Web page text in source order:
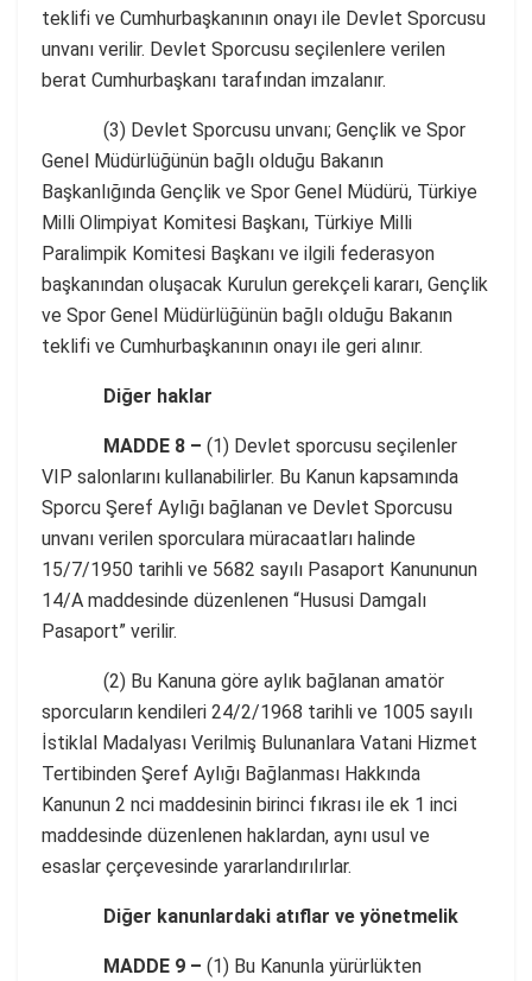
teklifi ve Cumhurbaşkanının onayı ile Devlet Sporcusu
unvanı verilir. Devlet Sporcusu seçilenlere verilen
berat Cumhurbaşkanı tarafından imzalanır.
(3) Devlet Sporcusu unvanı; Gençlik ve Spor
Genel Müdürlüğünün bağlı olduğu Bakanın
Başkanlığında Gençlik ve Spor Genel Müdürü, Türkiye
Milli Olimpiyat Komitesi Başkanı, Türkiye Milli
Paralimpik Komitesi Başkanı ve ilgili federasyon
başkanından oluşacak Kurulun gerekçeli kararı, Gençlik
ve Spor Genel Müdürlüğünün bağlı olduğu Bakanın
teklifi ve Cumhurbaşkanının onayı ile geri alınır.
Diğer haklar
MADDE 8 – (1) Devlet sporcusu seçilenler
VIP salonlarını kullanabilirler. Bu Kanun kapsamında
Sporcu Şeref Aylığı bağlanan ve Devlet Sporcusu
unvanı verilen sporculara müracaatları halinde
15/7/1950 tarihli ve 5682 sayılı Pasaport Kanununun
14/A maddesinde düzenlenen “Hususi Damgalı
Pasaport” verilir.
(2) Bu Kanuna göre aylık bağlanan amatör
sporcuların kendileri 24/2/1968 tarihli ve 1005 sayılı
İstiklal Madalyası Verilmiş Bulunanlara Vatani Hizmet
Tertibinden Şeref Aylığı Bağlanması Hakkında
Kanunun 2 nci maddesinin birinci fıkrası ile ek 1 inci
maddesinde düzenlenen haklardan, aynı usul ve
esaslar çerçevesinde yararlandırılırlar.
Diğer kanunlardaki atıflar ve yönetmelik
MADDE 9 – (1) Bu Kanunla yürürlükten